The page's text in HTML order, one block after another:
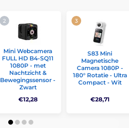
Mini Webcamera
FULL HD B4-SQ11
1080P - met
Nachtzicht &
Bewegingssensor -
Zwart
€12,28
S83 Mini
Magnetische
Camera 1080P -
180° Rotatie - Ultra
Compact - Wit
€28,71